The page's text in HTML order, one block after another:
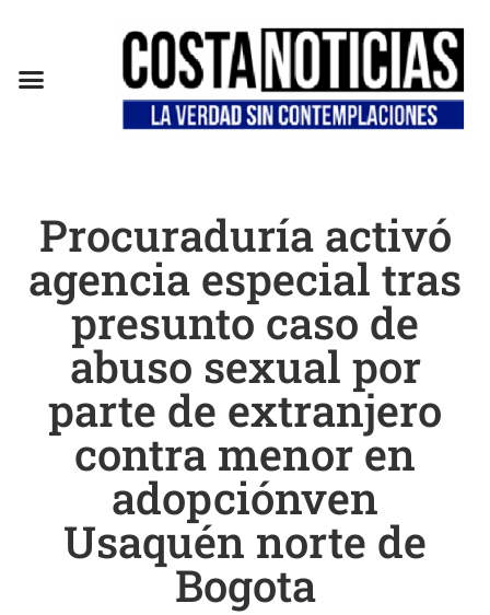
Procuraduría activó
agencia especial tras
presunto caso de
abuso sexual por
parte de extranjero
contra menor en
adopciónven
Usaquén norte de
Bogota